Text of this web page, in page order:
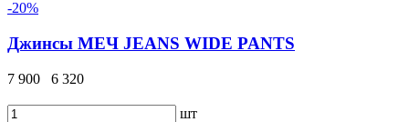
-20%
Джинсы МЕЧ JEANS WIDE PANTS
7 900 6 320
шт